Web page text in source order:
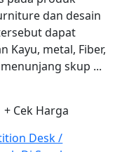
dan desain
dapat
Kayu, metal, Fiber,
skup ...
+ Cek Harga
Desk /